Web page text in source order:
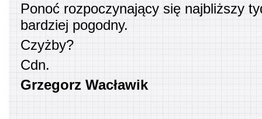
Ponoć rozpoczynający się najbliższy
bardziej pogodny.
Czyżby?
Cdn.
Grzegorz Wacławik